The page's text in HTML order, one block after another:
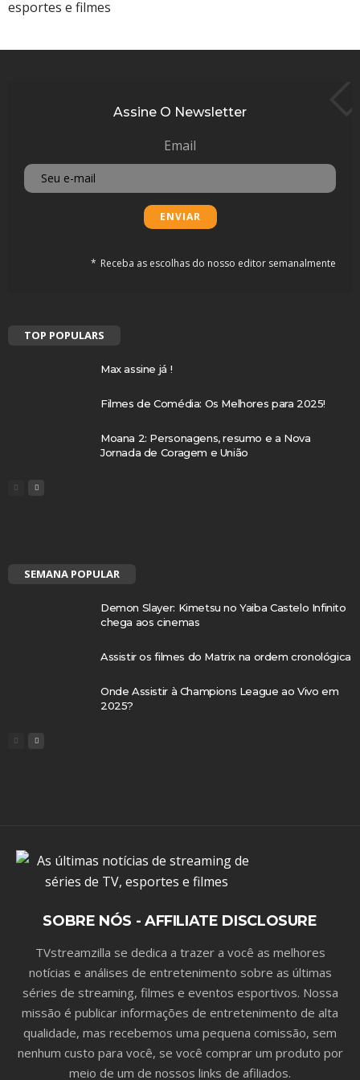
Assine O Newsletter
Email
Receba as escolhas do nosso editor semanalmente
TOP POPULARS
Max assine já !
Filmes de Comédia: Os Melhores para 2025!
Moana 2: Personagens, resumo e a Nova
Jornada de Coragem e União
SEMANA POPULAR
Demon Slayer: Kimetsu no Yaiba Castelo Infinito
chega aos cinemas
Assistir os filmes do Matrix na ordem cronológica
Onde Assistir à Champions League ao Vivo em
2025?
SOBRE NÓS - AFFILIATE DISCLOSURE
TVstreamzilla se dedica a trazer a você as melhores
notícias e análises de entretenimento sobre as últimas
séries de streaming, filmes e eventos esportivos. Nossa
missão é publicar informações de entretenimento de alta
qualidade, mas recebemos uma pequena comissão, sem
nenhum custo para você, se você comprar um produto por
meio de um de nossos links de afiliados.